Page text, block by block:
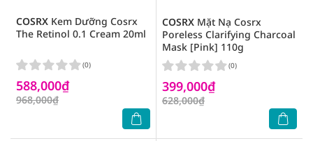
COSRX Kem Dưỡng Cosrx
The Retinol 0.1 Cream 20ml
588,000₫
968,000₫
(0)
COSRX Mặt Nạ Cosrx
Poreless Clarifying Charcoal
Mask [Pink] 110g
399,000₫
628,000₫
(0)